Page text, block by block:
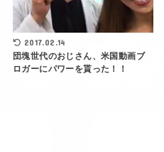
2017.02.14
団塊世代のおじさん、米国動画ブ
ロガーにパワーを貰った！！